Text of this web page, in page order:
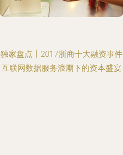
独家盘点丨2017浙商十大融资事件
互联网数据服务浪潮下的资本盛宴